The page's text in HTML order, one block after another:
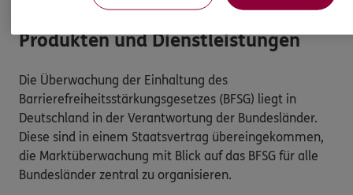
Länder für die Barrierefreiheit von
Produkten und Dienstleistungen
Die Überwachung der Einhaltung des
Barrierefreiheitsstärkungsgesetzes (BFSG) liegt in
Deutschland in der Verantwortung der Bundesländer.
Diese sind in einem Staatsvertrag übereingekommen,
die Marktüberwachung mit Blick auf das BFSG für alle
Bundesländer zentral zu organisieren.